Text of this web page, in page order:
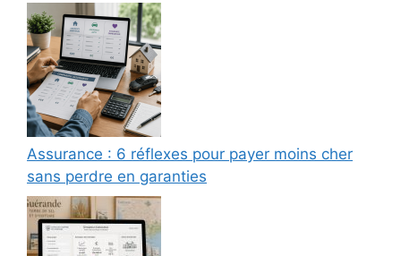
Assurance : 6 réflexes pour payer moins cher
sans perdre en garanties